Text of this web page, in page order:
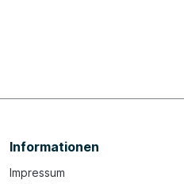
Informationen
Impressum